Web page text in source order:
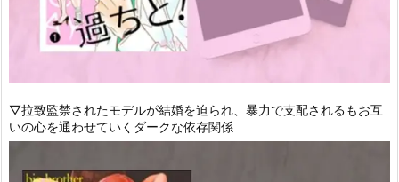
▽拉致監禁されたモデルが結婚を迫られ、暴力で支配されるもお互
いの心を通わせていくダークな依存関係